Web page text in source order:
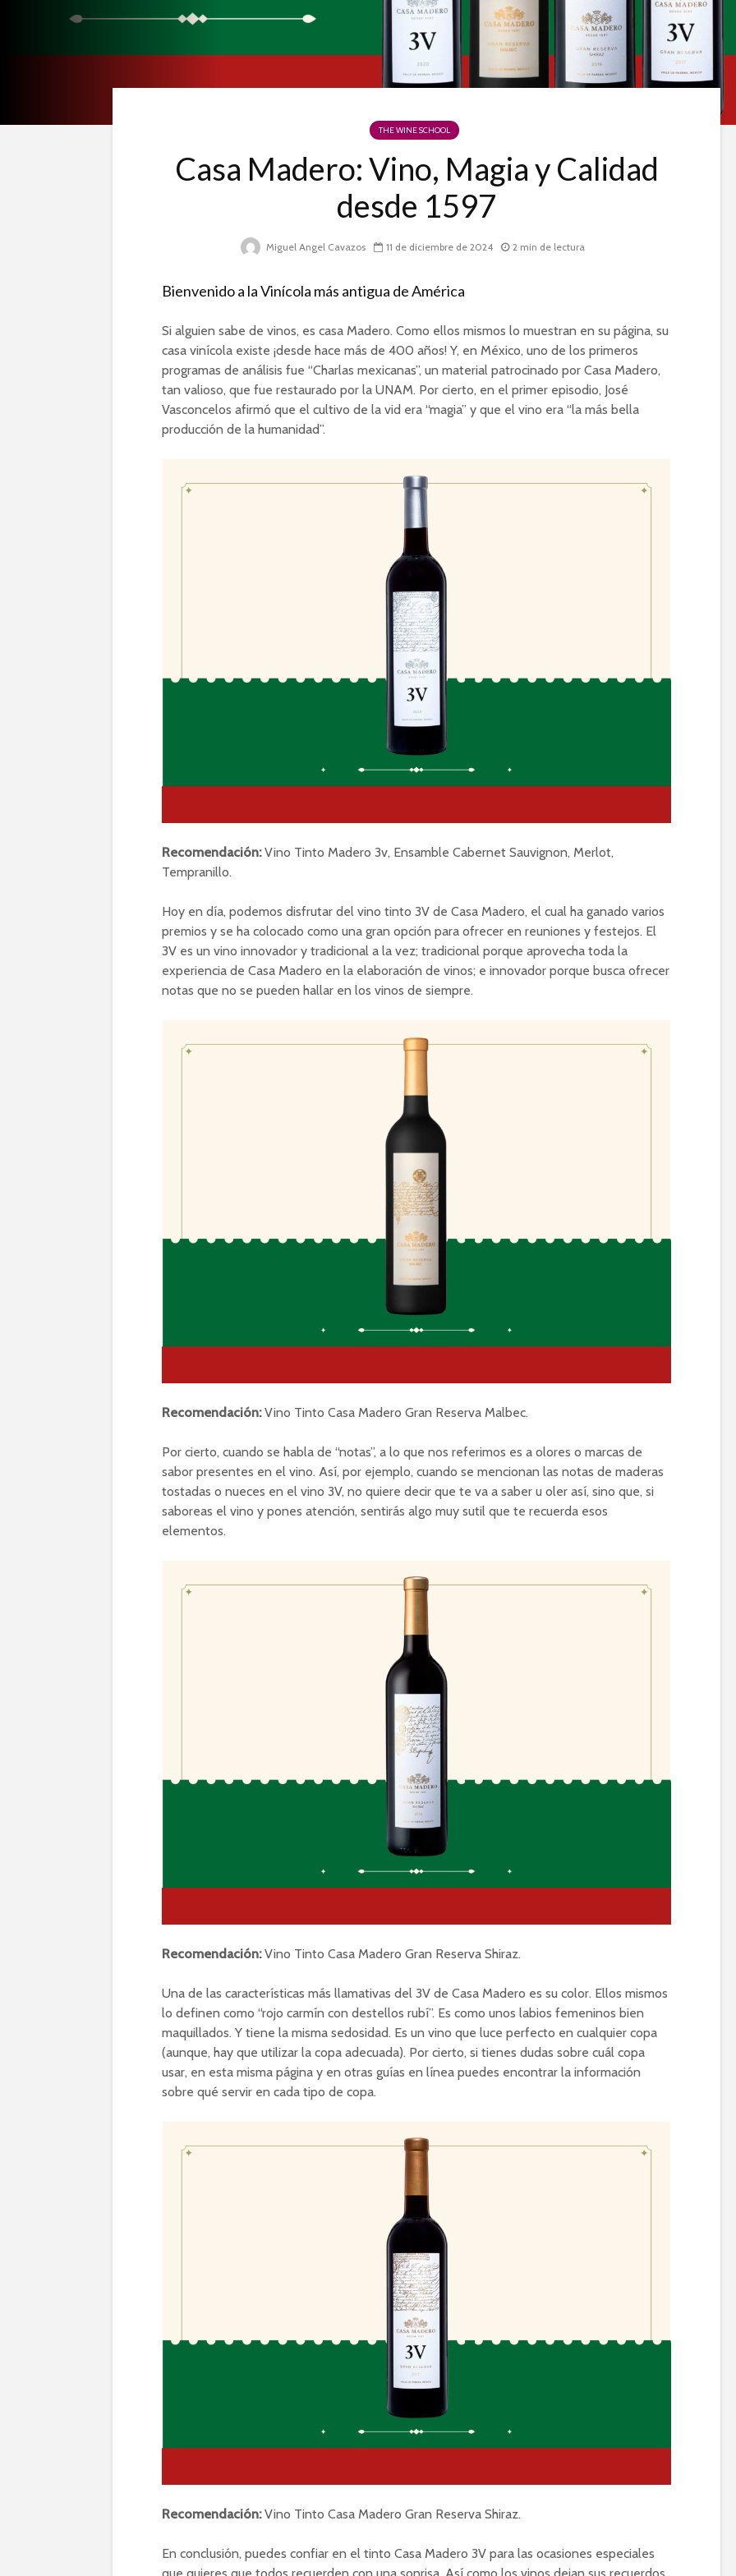
THE WINE SCHOOL
Casa Madero: Vino, Magia y Calidad
desde 1597
Miguel Angel Cavazos 11 de diciembre de 2024 2 min de lectura
Bienvenido a la Vinícola más antigua de América
Si alguien sabe de vinos, es casa Madero. Como ellos mismos lo muestran en su página, su
casa vinícola existe ¡desde hace más de 400 años! Y, en México, uno de los primeros
programas de análisis fue “Charlas mexicanas”, un material patrocinado por Casa Madero,
tan valioso, que fue restaurado por la UNAM. Por cierto, en el primer episodio, José
Vasconcelos afirmó que el cultivo de la vid era “magia” y que el vino era “la más bella
producción de la humanidad”.
Recomendación:Vino Tinto Madero 3v, Ensamble Cabernet Sauvignon, Merlot,
Tempranillo.
Hoy en día, podemos disfrutar del vino tinto 3V de Casa Madero, el cual ha ganado varios
premios y se ha colocado como una gran opción para ofrecer en reuniones y festejos. El
3V es un vino innovador y tradicional a la vez; tradicional porque aprovecha toda la
experiencia de Casa Madero en la elaboración de vinos; e innovador porque busca ofrecer
notas que no se pueden hallar en los vinos de siempre.
Recomendación:Vino Tinto Casa Madero Gran Reserva Malbec.
Por cierto, cuando se habla de “notas”, a lo que nos referimos es a olores o marcas de
sabor presentes en el vino. Así, por ejemplo, cuando se mencionan las notas de maderas
tostadas o nueces en el vino 3V, no quiere decir que te va a saber u oler así, sino que, si
saboreas el vino y pones atención, sentirás algo muy sutil que te recuerda esos
elementos.
Recomendación:Vino Tinto Casa Madero Gran Reserva Shiraz.
Una de las características más llamativas del 3V de Casa Madero es su color. Ellos mismos
lo definen como “rojo carmín con destellos rubí”. Es como unos labios femeninos bien
maquillados. Y tiene la misma sedosidad. Es un vino que luce perfecto en cualquier copa
(aunque, hay que utilizar la copa adecuada). Por cierto, si tienes dudas sobre cuál copa
usar, en esta misma página y en otras guías en línea puedes encontrar la información
sobre qué servir en cada tipo de copa.
Recomendación:Vino Tinto Casa Madero Gran Reserva Shiraz.
En conclusión, puedes confiar en el tinto Casa Madero 3V para las ocasiones especiales